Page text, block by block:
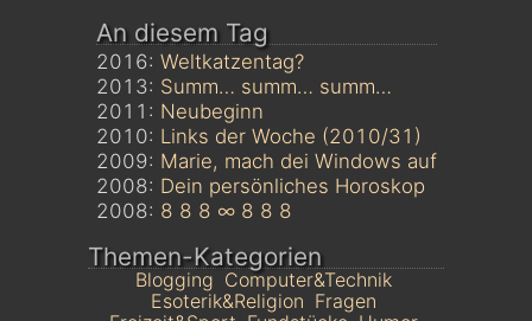
An diesem Tag
2016: Weltkatzentag?
2013: Summ… summ… summ…
2011: Neubeginn
2010: Links der Woche (2010/31)
2009: Marie, mach dei Windows auf
2008: Dein persönliches Horoskop
2008: 8 8 8 ∞ 8 8 8
Themen-Kategorien
Blogging Computer&Technik
Esoterik&Religion Fragen